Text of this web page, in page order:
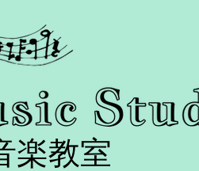
楽教室